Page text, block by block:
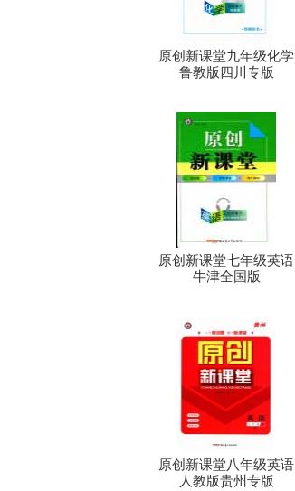
原创新课堂九年级化学
鲁教版四川专版
原创新课堂七年级英语
牛津全国版
原创新课堂八年级英语
人教版贵州专版